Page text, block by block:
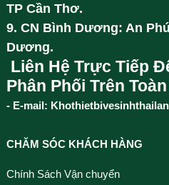
TP Cần Thơ.
9. CN Bình Dương: An
Dương.
Liên Hệ Trực Tiếp
Phân Phối Trên
- E-mail:
CHĂM SÓC KHÁCH HÀNG
Chính Sách Vận chuyển